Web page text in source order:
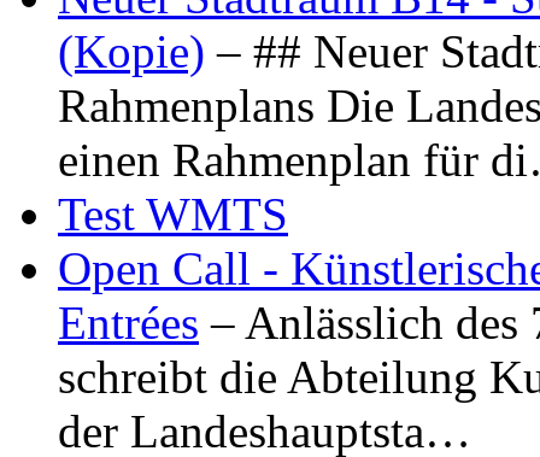
(Kopie) – ## Neuer
Rahmenplans Die
einen Rahmenplan für
Test WMTS
Open Call -
Entrées – Anlässlich
schreibt die Abteilung
der Landeshauptsta…